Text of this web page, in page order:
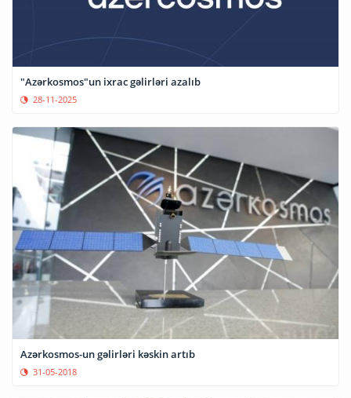
"Azərkosmos"un ixrac gəlirləri azalıb
28-11-2025
Azərkosmos-un gəlirləri kəskin artıb
31-05-2018